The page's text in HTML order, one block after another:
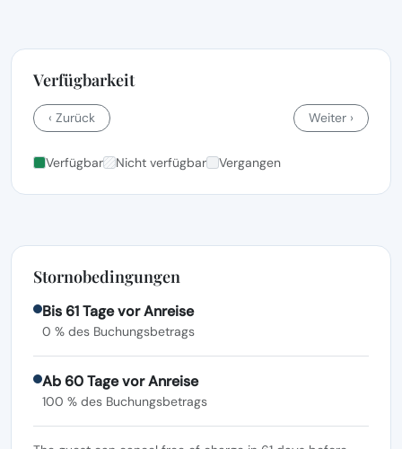
Verfügbarkeit
‹ Zurück Weiter ›
Verfügbar Nicht verfügbar Vergangen
Stornobedingungen
Bis 61 Tage vor Anreise
0 % des Buchungsbetrags
Ab 60 Tage vor Anreise
100 % des Buchungsbetrags